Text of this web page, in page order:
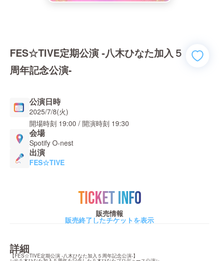
FES☆TIVE定期公演 -八木ひなた加入５
周年記念公演-
公演日時
2025/7/8(火)
開場時刻 19:00 / 開演時刻 19:30
会場
Spotify O-nest
出演
FES☆TIVE
TICKET INFO
販売情報
販売終了したチケットを表示
詳細
【FES☆TIVE定期公演 -八木ひなた加入５周年記念公演-】